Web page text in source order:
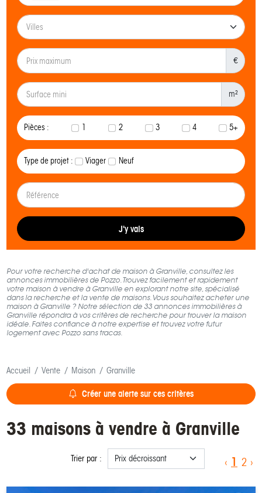
€
m²
Pièces : 1 2 3 4 5+
Type de projet : Viager Neuf
J'y vais
Pour votre recherche d'achat de maison à Granville, consultez les
annonces immobilières de Pozzo. Trouvez facilement et rapidement
votre maison à vendre à Granville en explorant notre site, spécialisé
dans la recherche et la vente de maisons. Vous souhaitez acheter une
maison à Granville ? Notre sélection de 33 annonces immobilières à
Granville répondra à vos critères de recherche pour trouver la maison
idéale. Faites confiance à notre expertise et trouvez votre futur
logement avec Pozzo sans tracas.
Accueil Vente Maison Granville
Créer une alerte sur ces critères
33 maisons à vendre à Granville
Trier par : ‹ 1 2 ›